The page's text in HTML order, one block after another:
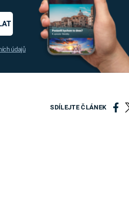
údajů
SDÍLEJTE ČLÁNEK